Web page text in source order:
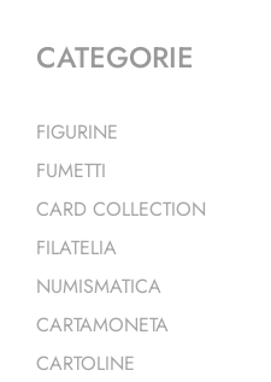
CATEGORIE
FIGURINE
FUMETTI
CARD COLLECTION
FILATELIA
NUMISMATICA
CARTAMONETA
CARTOLINE